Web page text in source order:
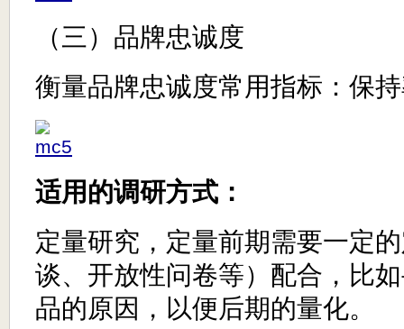
（三）品牌忠诚度
衡量品牌忠诚度常用指标：保
适用的调研方式：
定量研究，定量前期需要一定
谈、开放性问卷等）配合，比
品的原因，以便后期的量化。